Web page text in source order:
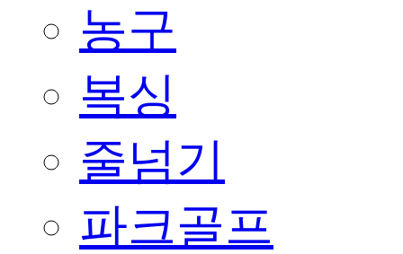
농구
복싱
줄넘기
파크골프